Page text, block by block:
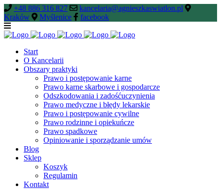
+48 886 316 827
kancelaria@agnieszkaswiatlon.pl
Kraków
Myślenice facebook
Start
O Kancelarii
Obszary praktyki
Prawo i postępowanie karne
Prawo karne skarbowe i gospodarcze
Odszkodowania i zadośćuczynienia
Prawo medyczne i błędy lekarskie
Prawo i postępowanie cywilne
Prawo rodzinne i opiekuńcze
Prawo spadkowe
Opiniowanie i sporządzanie umów
Blog
Sklep
Koszyk
Regulamin
Kontakt